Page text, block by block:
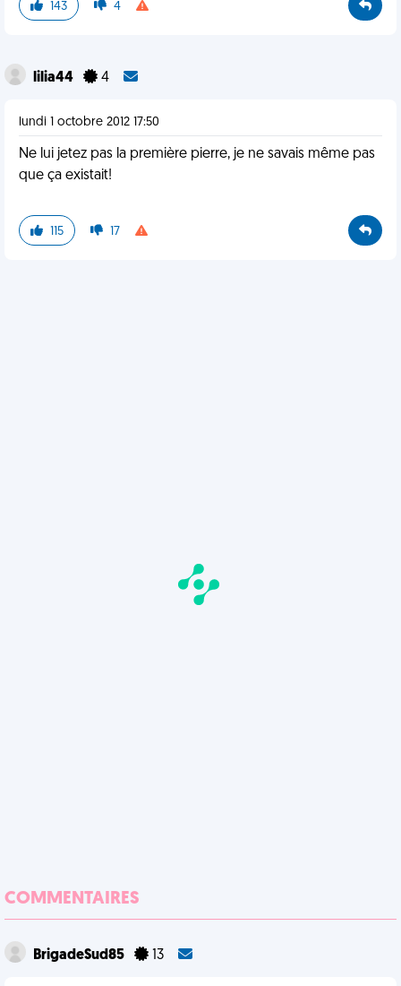
143 4
lilia44 4
lundi 1 octobre 2012 17:50
Ne lui jetez pas la première pierre, je ne savais même pas
que ça existait!
115 17
COMMENTAIRES
BrigadeSud85 13